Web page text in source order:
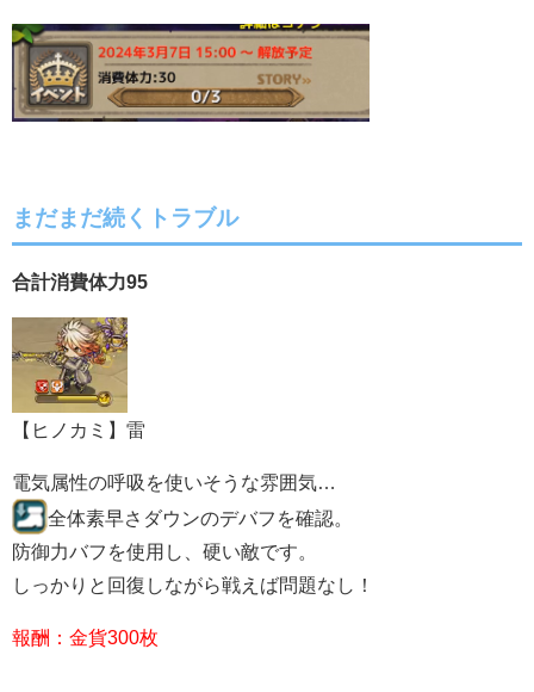
まだまだ続くトラブル
合計消費体力95
【ヒノカミ】雷
電気属性の呼吸を使いそうな雰囲気…
全体素早さダウンのデバフを確認。
防御力バフを使用し、硬い敵です。
しっかりと回復しながら戦えば問題なし！
報酬：金貨300枚